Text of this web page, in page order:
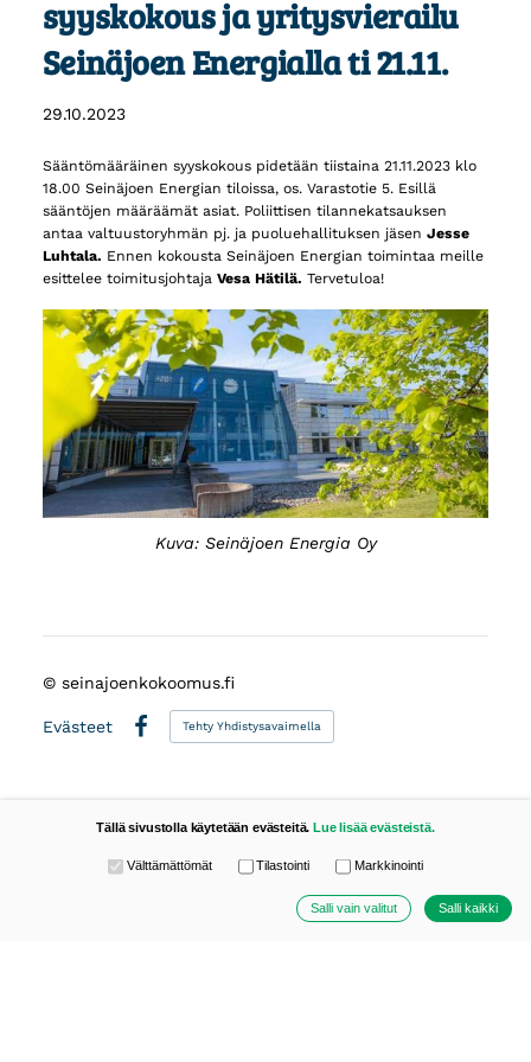
syyskokous ja yritysvierailu
Seinäjoen Energialla ti 21.11.
29.10.2023
Sääntömääräinen syyskokous pidetään tiistaina 21.11.2023 klo
18.00 Seinäjoen Energian tiloissa, os. Varastotie 5. Esillä
sääntöjen määräämät asiat. Poliittisen tilannekatsauksen
antaa valtuustoryhmän pj. ja puoluehallituksen jäsen Jesse
Luhtala. Ennen kokousta Seinäjoen Energian toimintaa meille
esittelee toimitusjohtaja Vesa Hätilä. Tervetuloa!
Kuva: Seinäjoen Energia Oy
© seinajoenkokoomus.fi
Evästeet
Facebook
Tehty Yhdistysavaimella
Tällä sivustolla käytetään evästeitä.Lue lisää evästeistä.
Valitse käytettävät evästeet
Välttämättömät Tilastointi Markkinointi
Salli vain valitut Salli kaikki